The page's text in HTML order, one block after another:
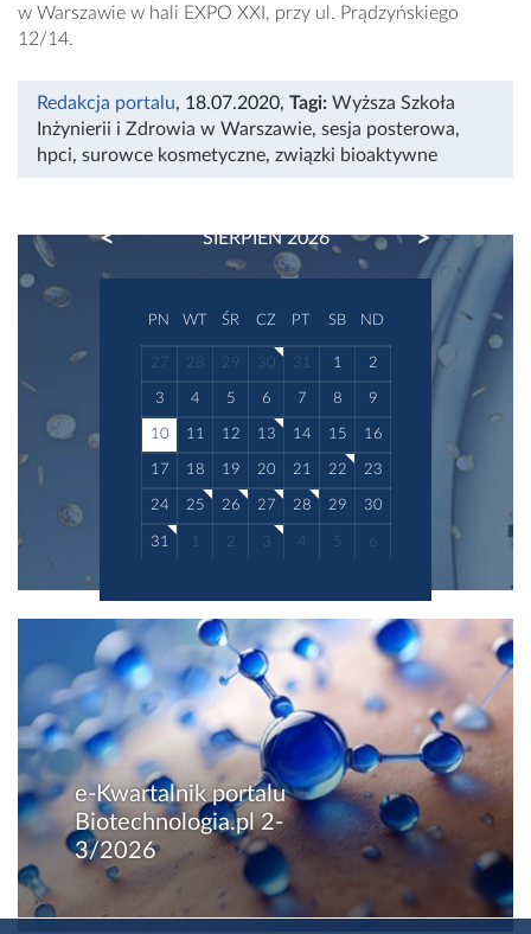
w Warszawie w hali EXPO XXI, przy ul. Prądzyńskiego
12/14.
Redakcja portalu, 18.07.2020, Tagi: Wyższa Szkoła
Inżynierii i Zdrowia w Warszawie, sesja posterowa,
hpci, surowce kosmetyczne, związki bioaktywne
SIERPIEŃ 2026
PREVIOUS NEXT
PN WT ŚR CZ PT SB ND
27 28 29 30 31 1 2
3 4 5 6 7 8 9
10 11 12 13 14 15 16
17 18 19 20 21 22 23
24 25 26 27 28 29 30
31 1 2 3 4 5 6
e-Kwartalnik portalu
Biotechnologia.pl 2-
3/2026